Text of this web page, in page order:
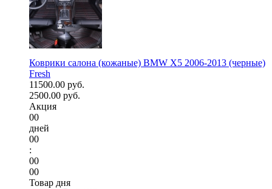
Коврики салона (кожаные) BMW X5 2006-2013 (черные)
Fresh
11500.00 руб.
2500.00 руб.
Акция
00
дней
00
:
00
00
Товар дня